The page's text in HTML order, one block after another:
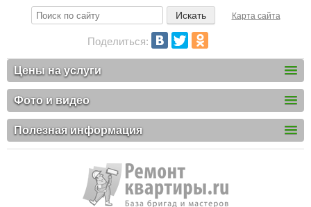
Карта сайта
Поделиться:
Цены на услуги
Фото и видео
Полезная информация